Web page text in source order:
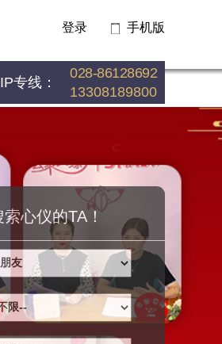
登录 手机版
专线：
028-86128692
13308189800
索心仪的TA！